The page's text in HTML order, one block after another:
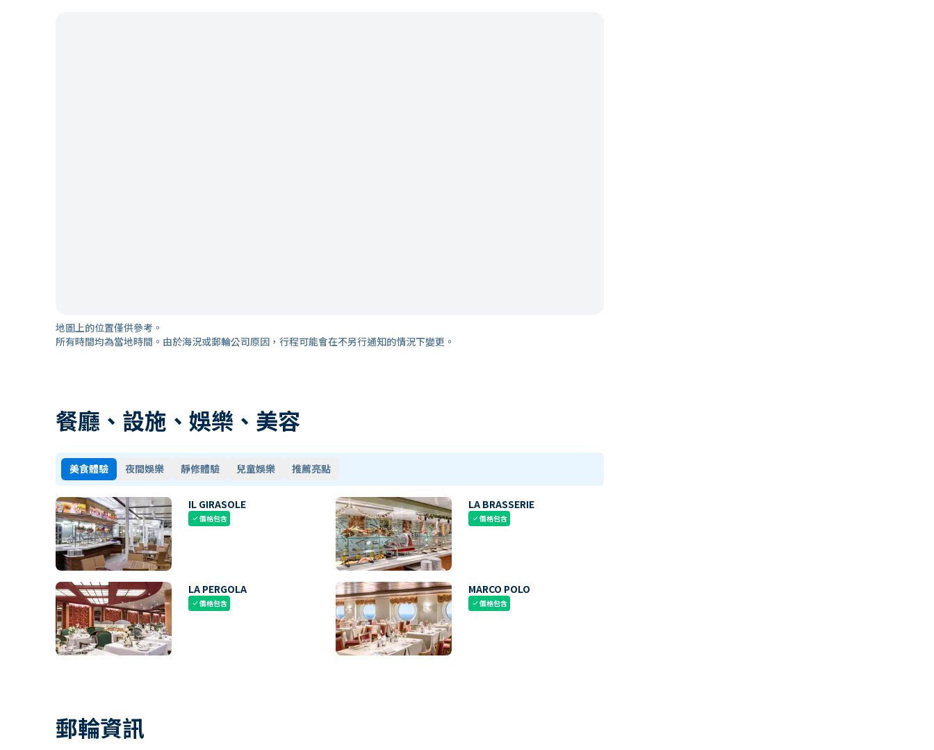
地圖上的位置僅供參考。
所有時間均為當地時間。由於海況或郵輪公司原因，行程可能會在不另行通知的情況下變更。
餐廳、設施、娛樂、美容
美食體驗 夜間娛樂 靜修體驗 兒童娛樂 推薦亮點
IL GIRASOLE
check價格包含
LA BRASSERIE
check價格包含
LA PERGOLA
check價格包含
MARCO POLO
check價格包含
郵輪資訊